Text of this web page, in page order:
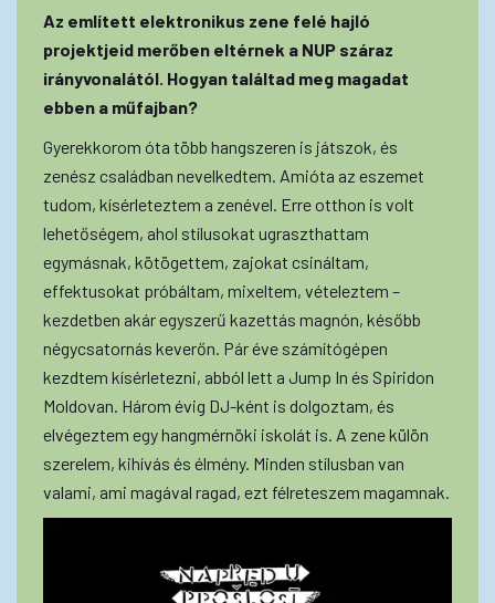
Az említett elektronikus zene felé hajló
projektjeid merőben eltérnek a NUP száraz
irányvonalától. Hogyan találtad meg magadat
ebben a műfajban?
Gyerekkorom óta több hangszeren is játszok, és
zenész családban nevelkedtem. Amióta az eszemet
tudom, kísérleteztem a zenével. Erre otthon is volt
lehetőségem, ahol stílusokat ugraszthattam
egymásnak, kötögettem, zajokat csináltam,
effektusokat próbáltam, mixeltem, vételeztem –
kezdetben akár egyszerű kazettás magnón, később
négycsatornás keverőn. Pár éve számítógépen
kezdtem kísérletezni, abból lett a Jump In és Spiridon
Moldovan. Három évig DJ-ként is dolgoztam, és
elvégeztem egy hangmérnöki iskolát is. A zene külön
szerelem, kihívás és élmény. Minden stílusban van
valami, ami magával ragad, ezt félreteszem magamnak.